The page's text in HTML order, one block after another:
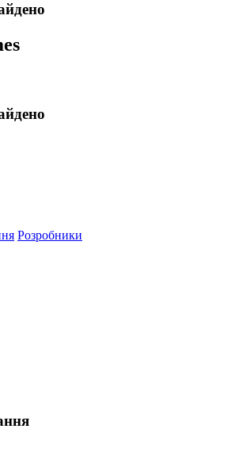
Розробники